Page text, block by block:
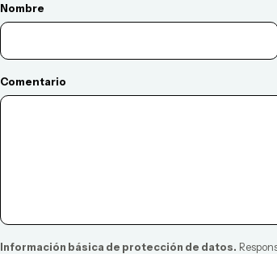
Nombre
Comentario
Información básica de protección de datos.